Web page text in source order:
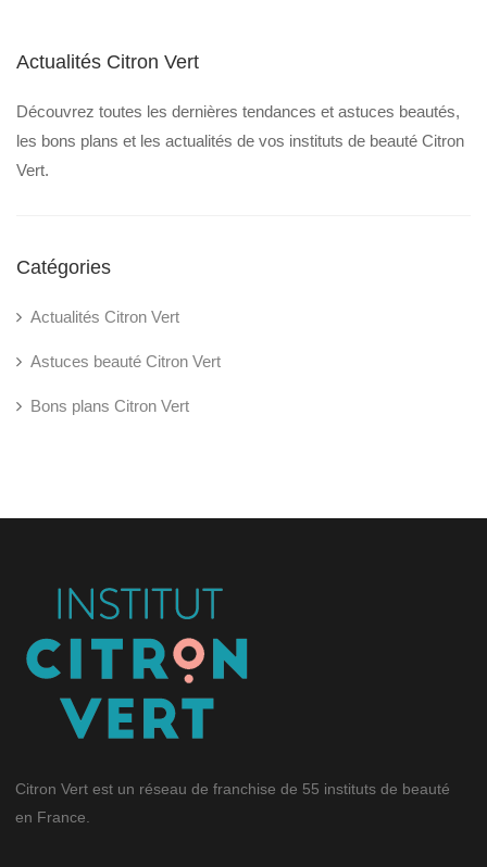
Actualités Citron Vert
Découvrez toutes les dernières tendances et astuces beautés,
les bons plans et les actualités de vos instituts de beauté Citron
Vert.
Catégories
Actualités Citron Vert
Astuces beauté Citron Vert
Bons plans Citron Vert
Citron Vert est un réseau de franchise de 55 instituts de beauté
en France.